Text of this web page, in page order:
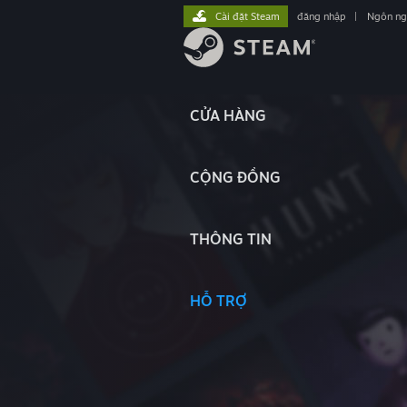
CỬA HÀNG
CỘNG ĐỒNG
THÔNG TIN
HỖ TRỢ
Cài đặt Steam đăng nhập Ngôn